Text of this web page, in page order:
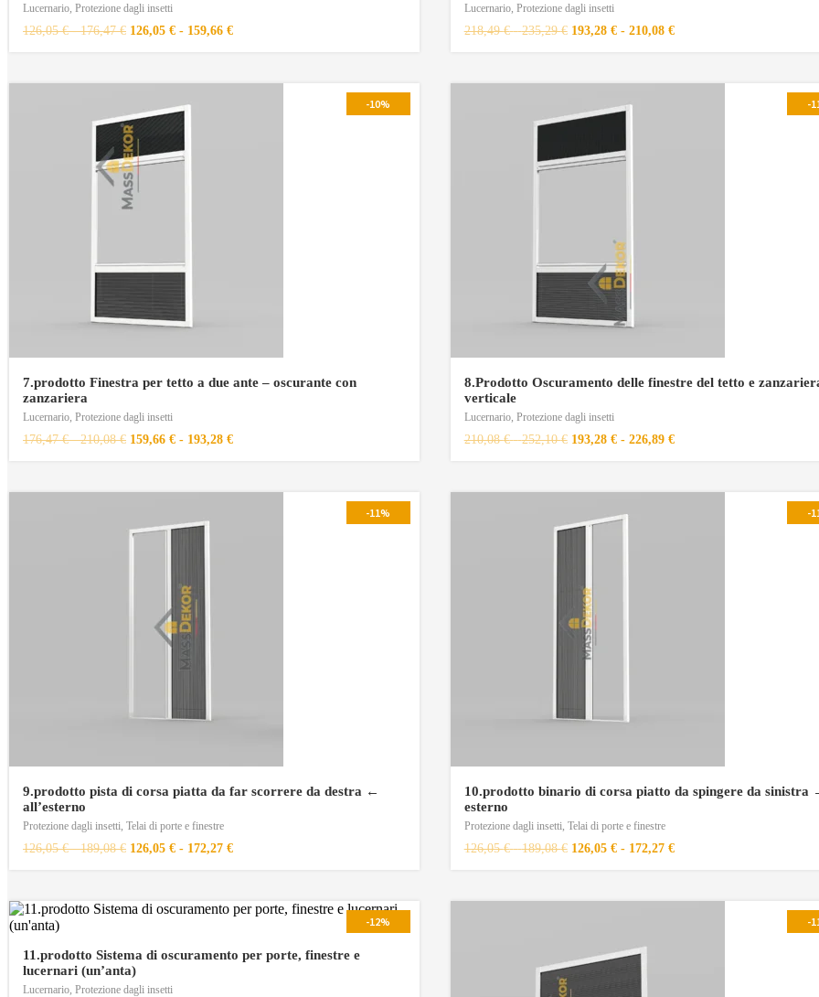
Lucernario, Protezione dagli insetti
126,05€ - 176,47€ 126,05 € - 159,66 €
Lucernario, Protezione dagli insetti
218,49€ - 235,29€ 193,28 € - 210,08 €
-10%
7.prodotto Finestra per tetto a due ante – oscurante con
zanzariera
Lucernario, Protezione dagli insetti
176,47€ - 210,08€ 159,66 € - 193,28 €
-
8.Prodotto Oscuramento delle finestre del tetto e
verticale
Lucernario, Protezione dagli insetti
210,08€ - 252,10€ 193,28 € - 226,89 €
-11%
9.prodotto pista di corsa piatta da far scorrere da destra ←
all’esterno
Protezione dagli insetti, Telai di porte e finestre
126,05€ - 189,08€ 126,05 € - 172,27 €
-
10.prodotto binario di corsa piatto da spingere da sinistra
esterno
Protezione dagli insetti, Telai di porte e finestre
126,05€ - 189,08€ 126,05 € - 172,27 €
-12%
11.prodotto Sistema di oscuramento per porte, finestre e
lucernari (un’anta)
Lucernario, Protezione dagli insetti
-